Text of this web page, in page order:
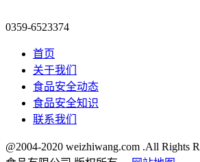
0359-6523374
首页
关于我们
食品安全动态
食品安全知识
联系我们
@2004-2020 weizhiwang.com .All Rights